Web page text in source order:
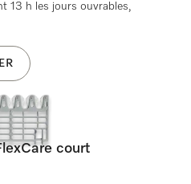
13 h les jours ouvrables,
court